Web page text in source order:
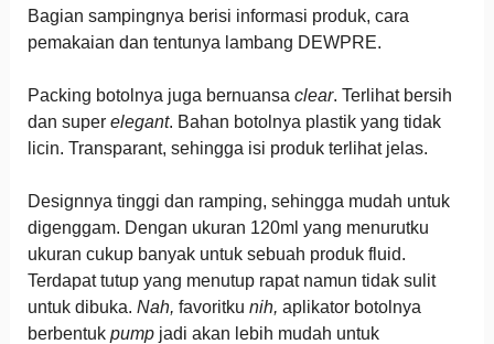
Bagian sampingnya berisi informasi produk, cara
pemakaian dan tentunya lambang DEWPRE.
Packing botolnya juga bernuansa clear. Terlihat bersih
dan super elegant. Bahan botolnya plastik yang tidak
licin. Transparant, sehingga isi produk terlihat jelas.
Designnya tinggi dan ramping, sehingga mudah untuk
digenggam. Dengan ukuran 120ml yang menurutku
ukuran cukup banyak untuk sebuah produk fluid.
Terdapat tutup yang menutup rapat namun tidak sulit
untuk dibuka. Nah, favoritku nih, aplikator botolnya
berbentuk pumpjadi akan lebih mudah untuk